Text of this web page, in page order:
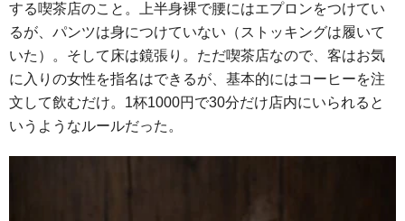
する喫茶店のこと。上半身裸で腰にはエプロンをつけてい
るが、パンツは身につけていない（ストッキングは履いて
いた）。そして床は鏡張り。ただ喫茶店なので、客はお気
に入りの女性を指名はできるが、基本的にはコーヒーを注
文して飲むだけ。1杯1000円で30分だけ店内にいられると
いうようなルールだった。